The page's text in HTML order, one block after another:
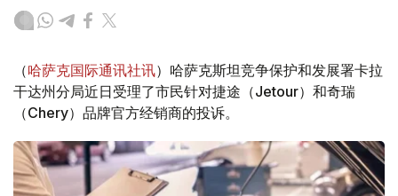
（哈萨克国际通讯社讯）哈萨克斯坦竞争保护和发展署卡拉
干达州分局近日受理了市民针对捷途（Jetour）和奇瑞
（Chery）品牌官方经销商的投诉。